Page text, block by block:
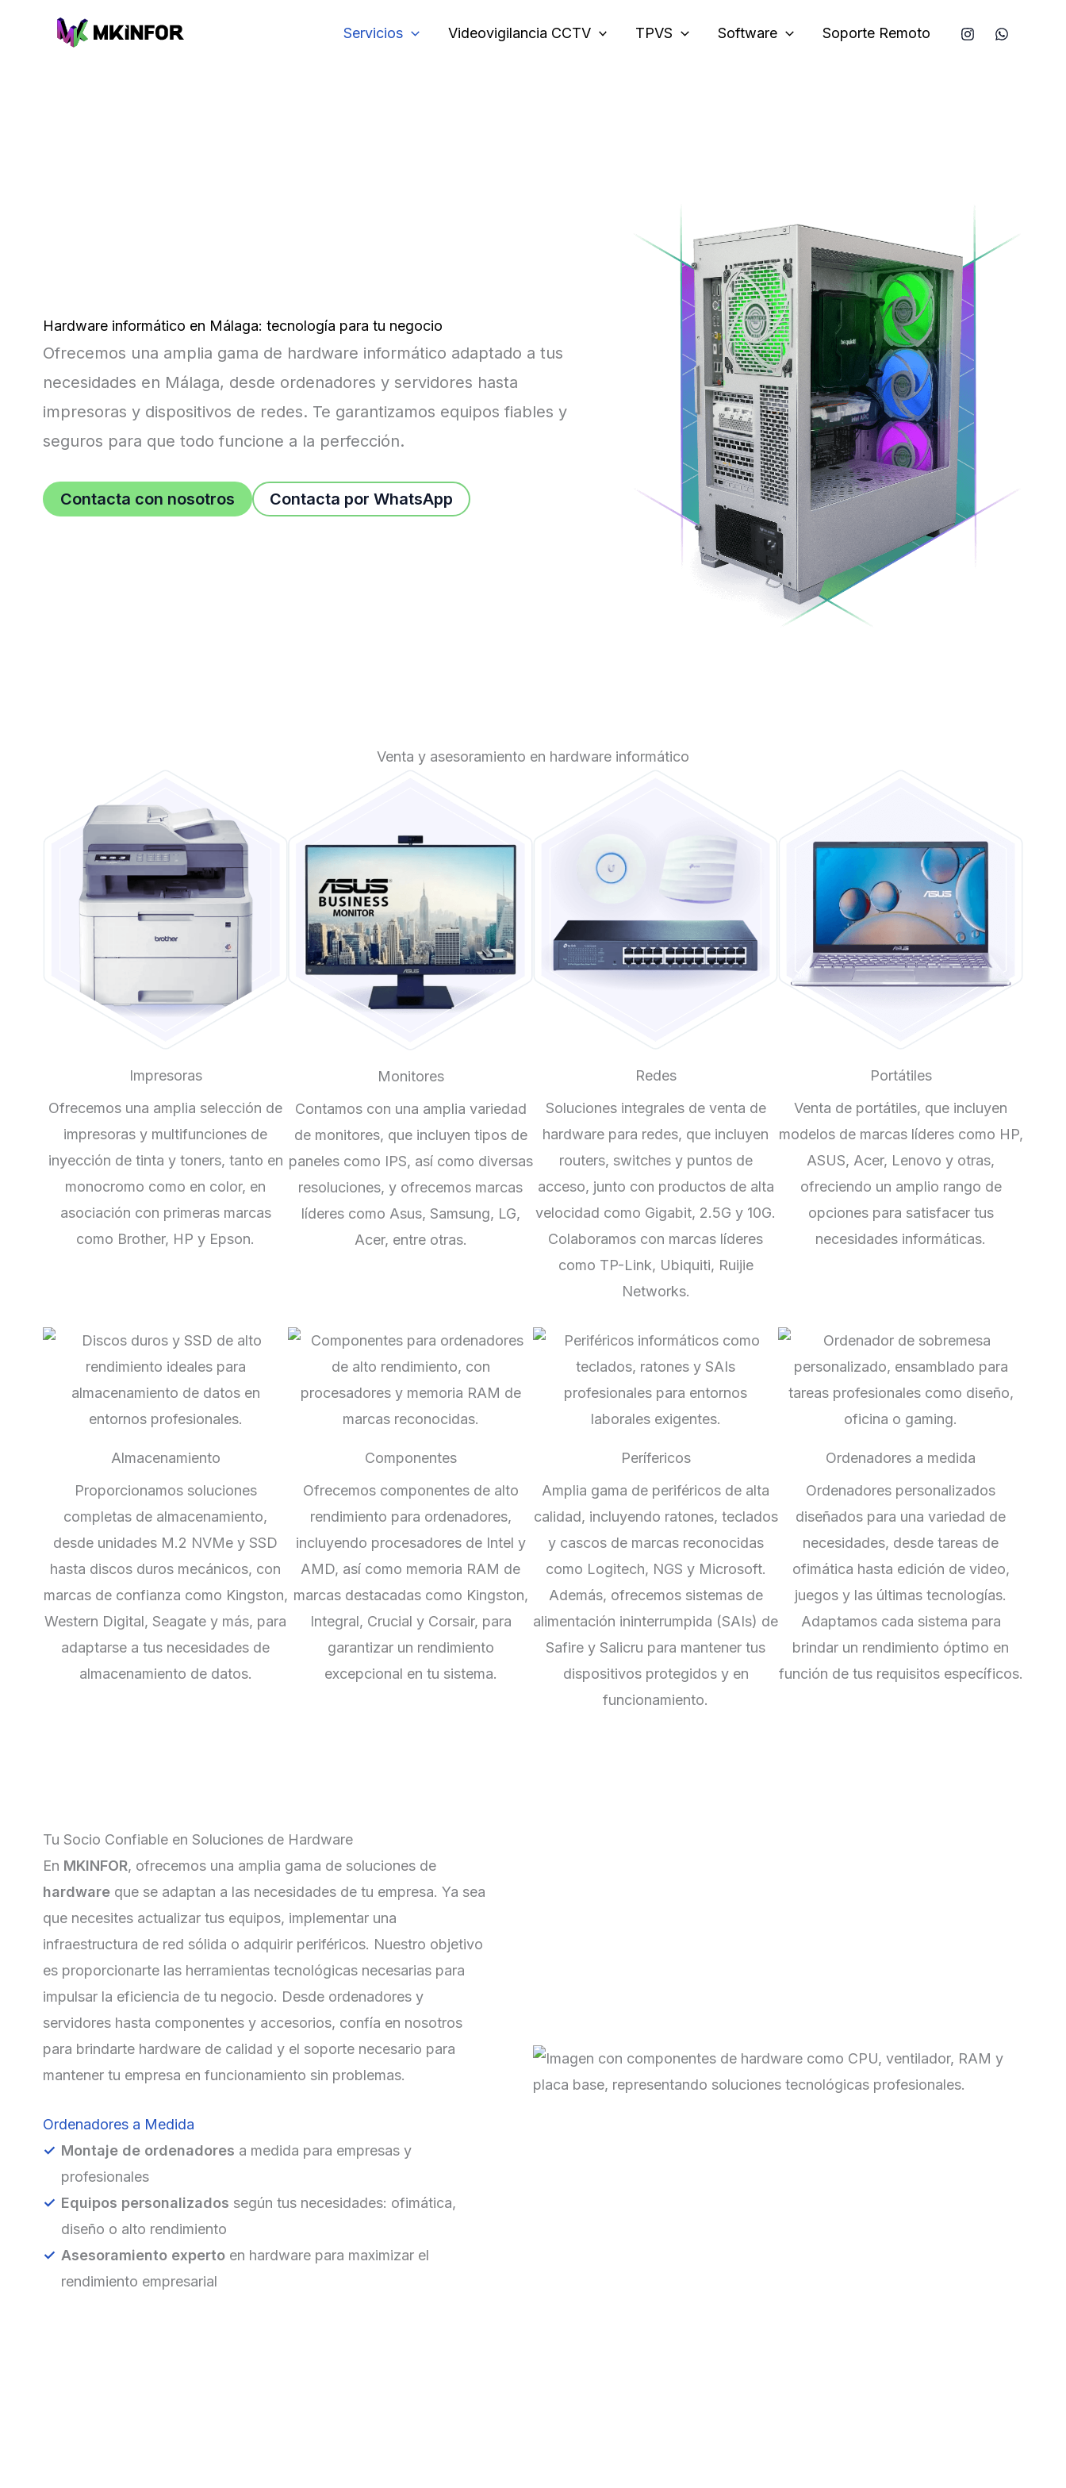
Servicios Videovigilancia CCTV TPVS Software Soporte Remoto
Hardware informático en Málaga: tecnología para tu negocio
Ofrecemos una amplia gama de hardware informático adaptado a tus
necesidades en Málaga, desde ordenadores y servidores hasta
impresoras y dispositivos de redes. Te garantizamos equipos fiables y
seguros para que todo funcione a la perfección.
Contacta con nosotros Contacta por WhatsApp
Venta y asesoramiento en hardware informático
Impresoras
Ofrecemos una amplia selección de
impresoras y multifunciones de
inyección de tinta y toners, tanto en
monocromo como en color, en
asociación con primeras marcas
como Brother, HP y Epson.
Monitores
Contamos con una amplia variedad
de monitores, que incluyen tipos de
paneles como IPS, así como diversas
resoluciones, y ofrecemos marcas
líderes como Asus, Samsung, LG,
Acer, entre otras.
Redes
Soluciones integrales de venta de
hardware para redes, que incluyen
routers, switches y puntos de
acceso, junto con productos de alta
velocidad como Gigabit, 2.5G y 10G.
Colaboramos con marcas líderes
como TP-Link, Ubiquiti, Ruijie
Networks.
Portátiles
Venta de portátiles, que incluyen
modelos de marcas líderes como HP,
ASUS, Acer, Lenovo y otras,
ofreciendo un amplio rango de
opciones para satisfacer tus
necesidades informáticas.
Almacenamiento
Proporcionamos soluciones
completas de almacenamiento,
desde unidades M.2 NVMe y SSD
hasta discos duros mecánicos, con
marcas de confianza como Kingston,
Western Digital, Seagate y más, para
adaptarse a tus necesidades de
almacenamiento de datos.
Componentes
Ofrecemos componentes de alto
rendimiento para ordenadores,
incluyendo procesadores de Intel y
AMD, así como memoria RAM de
marcas destacadas como Kingston,
Integral, Crucial y Corsair, para
garantizar un rendimiento
excepcional en tu sistema.
Perífericos
Amplia gama de periféricos de alta
calidad, incluyendo ratones, teclados
y cascos de marcas reconocidas
como Logitech, NGS y Microsoft.
Además, ofrecemos sistemas de
alimentación ininterrumpida (SAIs) de
Safire y Salicru para mantener tus
dispositivos protegidos y en
funcionamiento.
Ordenadores a medida
Ordenadores personalizados
diseñados para una variedad de
necesidades, desde tareas de
ofimática hasta edición de video,
juegos y las últimas tecnologías.
Adaptamos cada sistema para
brindar un rendimiento óptimo en
función de tus requisitos específicos.
Tu Socio Confiable en Soluciones de Hardware
En MKINFOR, ofrecemos una amplia gama de soluciones de
hardware que se adaptan a las necesidades de tu empresa. Ya sea
que necesites actualizar tus equipos, implementar una
infraestructura de red sólida o adquirir periféricos. Nuestro objetivo
es proporcionarte las herramientas tecnológicas necesarias para
impulsar la eficiencia de tu negocio. Desde ordenadores y
servidores hasta componentes y accesorios, confía en nosotros
para brindarte hardware de calidad y el soporte necesario para
mantener tu empresa en funcionamiento sin problemas.
Ordenadores a Medida
Montaje de ordenadores a medida para empresas y
profesionales
Equipos personalizados según tus necesidades: ofimática,
diseño o alto rendimiento
Asesoramiento experto en hardware para maximizar el
rendimiento empresarial